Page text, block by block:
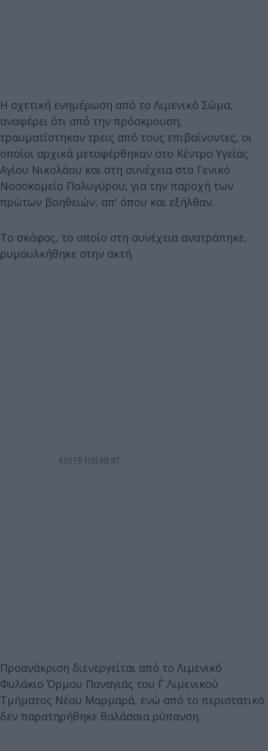
Η σχετική ενημέρωση από το Λιμενικό Σώμα,
αναφέρει ότι από την πρόσκρουση,
τραυματίστηκαν τρεις από τους επιβαίνοντες, οι
οποίοι αρχικά μεταφέρθηκαν στο Κέντρο Υγείας
Αγίου Νικολάου και στη συνέχεια στο Γενικό
Νοσοκομείο Πολυγύρου, για την παροχή των
πρώτων βοηθειών, απ' όπου και εξήλθαν.
Το σκάφος, το οποίο στη συνέχεια ανατράπηκε,
ρυμουλκήθηκε στην ακτή.
Προανάκριση διενεργείται από το Λιμενικό
Φυλάκιο Όρμου Παναγιάς του Γ΄ Λιμενικού
Τμήματος Νέου Μαρμαρά, ενώ από το περιστατικό
δεν παρατηρήθηκε θαλάσσια ρύπανση.